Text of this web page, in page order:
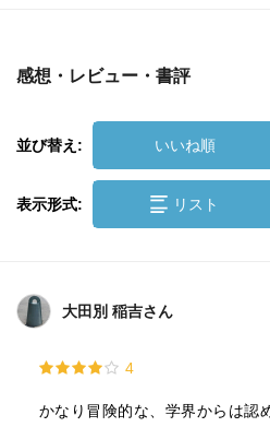
感想・レビュー・書評
並び替え: いいね順
表示形式: リスト
大田別 稲吉さん
4
かなり冒険的な、学界からは認